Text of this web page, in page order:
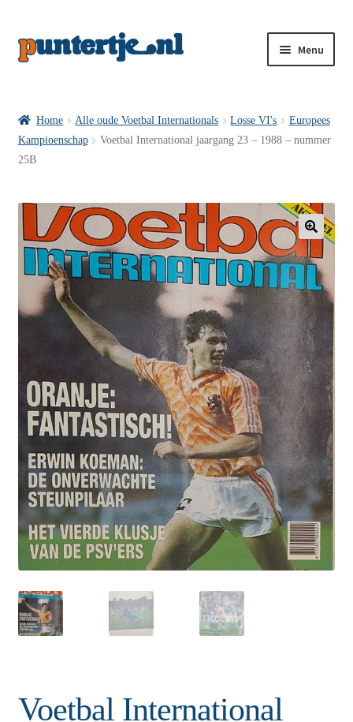
Menu
Pakketten VI’s
VI’s met Hollandse Velden
VI’s met Posters
Wie is puntertje
Puntertjes
Contact
Home Alle oude Voetbal Internationals Losse VI's
Europees
Kampioenschap
Voetbal International jaargang 23 – 1988 – nummer
25B
🔍
Voetbal International